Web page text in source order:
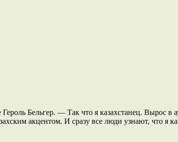
Бельгер. — Так что я казахстанец. Вырос в
акцентом. И сразу все люди узнают, что я